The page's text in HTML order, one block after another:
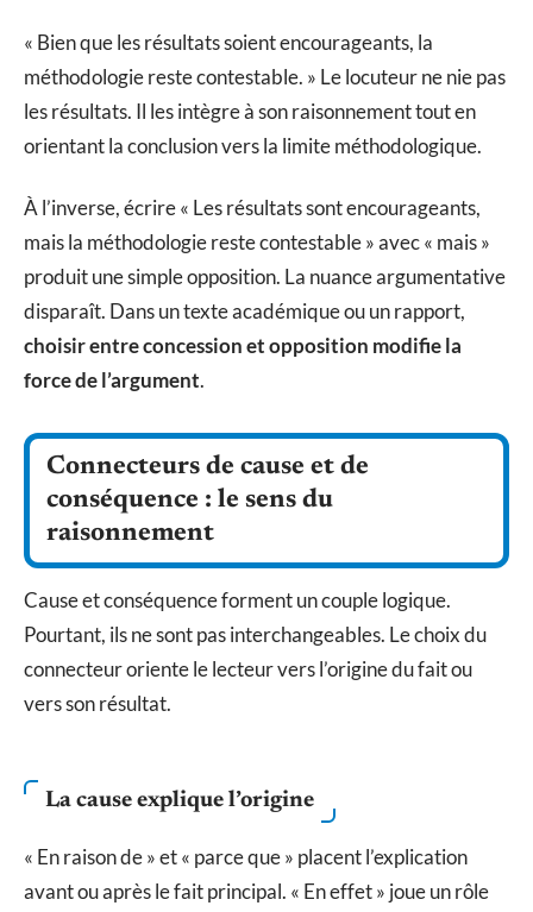
« Bien que les résultats soient encourageants, la
méthodologie reste contestable. » Le locuteur ne nie pas
les résultats. Il les intègre à son raisonnement tout en
orientant la conclusion vers la limite méthodologique.
À l’inverse, écrire « Les résultats sont encourageants,
mais la méthodologie reste contestable » avec « mais »
produit une simple opposition. La nuance argumentative
disparaît. Dans un texte académique ou un rapport,
choisir entre concession et opposition modifie la
force de l’argument.
Connecteurs de cause et de
conséquence : le sens du
raisonnement
Cause et conséquence forment un couple logique.
Pourtant, ils ne sont pas interchangeables. Le choix du
connecteur oriente le lecteur vers l’origine du fait ou
vers son résultat.
La cause explique l’origine
« En raison de » et « parce que » placent l’explication
avant ou après le fait principal. « En effet » joue un rôle